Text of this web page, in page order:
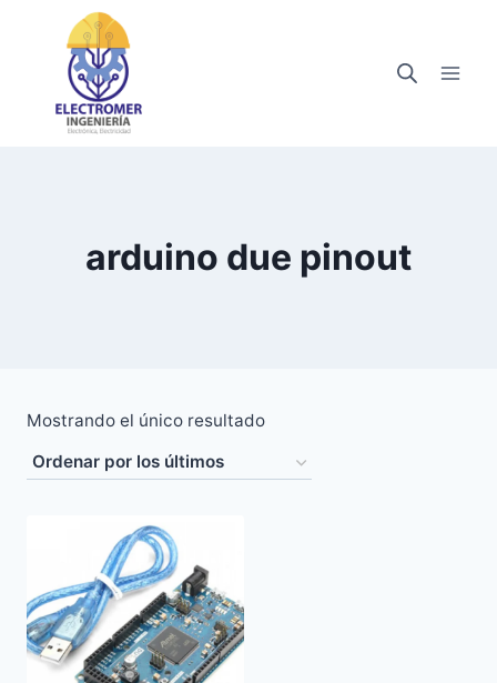
contenido
arduino due pinout
Mostrando el único resultado